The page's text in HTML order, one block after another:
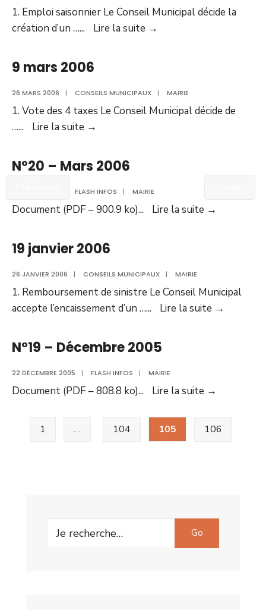
1. Emploi saisonnier Le Conseil Municipal décide la
création d’un …... Lire la suite →
9 mars 2006
26 MARS 2006 | CONSEILS MUNICIPAUX | MAIRIE
1. Vote des 4 taxes Le Conseil Municipal décide de
…... Lire la suite →
2006
N°20 – Mars 2006
FLASH INFOS | MAIRIE
Document (PDF – 900.9 ko)... Lire la suite →
19 janvier 2006
26 JANVIER 2006 | CONSEILS MUNICIPAUX | MAIRIE
1. Remboursement de sinistre Le Conseil Municipal
accepte l’encaissement d’un …... Lire la suite →
N°19 – Décembre 2005
22 DÉCEMBRE 2005 | FLASH INFOS | MAIRIE
Document (PDF – 808.8 ko)... Lire la suite →
1 … 104 105 106
Search
Go